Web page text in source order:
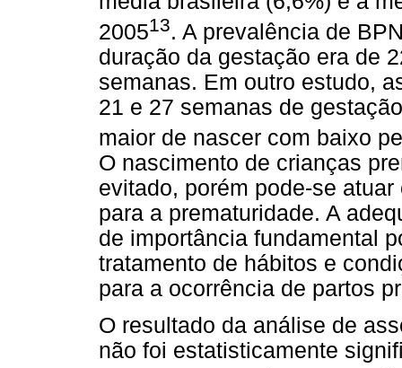
200513. A prevalência de
duração da gestação era de
semanas. Em outro estudo,
21 e 27 semanas de
maior de nascer com baixo
O nascimento de crianças
evitado, porém pode-se
para a prematuridade. A
de importância fundamental
tratamento de hábitos e
para a ocorrência de partos
O resultado da análise de
não foi estatisticamente